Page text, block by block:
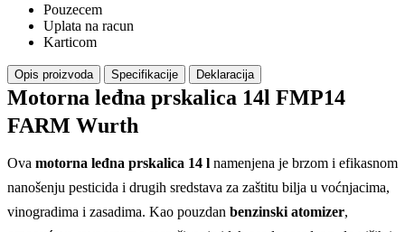
Pouzecem
Uplata na racun
Karticom
Opis proizvoda Specifikacije Deklaracija
Motorna leđna prskalica 14l FMP14
FARM Wurth
Ova motorna leđna prskalica 14 l namenjena je brzom i efikasnom
nanošenju pesticida i drugih sredstava za zaštitu bilja u voćnjacima,
vinogradima i zasadima. Kao pouzdan benzinski atomizer,